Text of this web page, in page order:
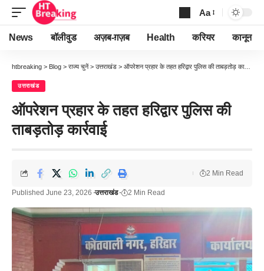
Font
Resizer
Aa
News बॉलीवुड अज़ब-ग़ज़ब Health करियर कानून
htbreaking > Blog > राज्य चुनें > उत्तराखंड > ऑपरेशन प्रहार के तहत हरिद्वार पुलिस की ताबड़तोड़ कार्रवाई
उत्तराखंड
ऑपरेशन प्रहार के तहत हरिद्वार पुलिस की
ताबड़तोड़ कार्रवाई
Published June 23, 2026 उत्तराखंड 2 Min Read
2 Min Read